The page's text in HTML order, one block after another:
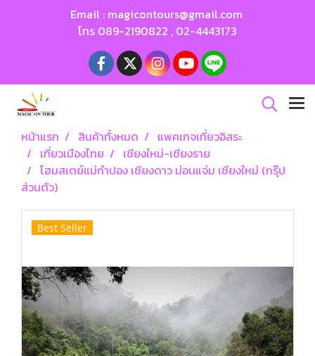
Email : magicontours@gmail.com
โทร 089-2190822 , 02-4443173
หน้าแรก สินค้าทั้งหมด
แพคเกจเที่ยวอิสระ
เที่ยวเมืองไทย
เชียงใหม่-เชียงราย
โฮมสเตย์แม่กำปอง เชียงดาว ม่อนแจ่ม เชียงใหม่ (กรุ๊ป
ส่วนตัว)
Best Seller